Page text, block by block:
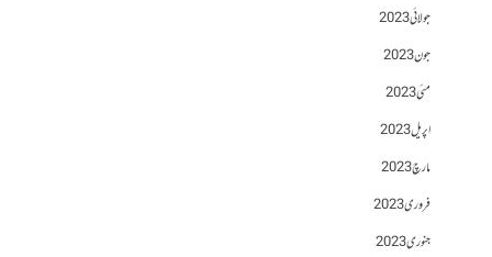
جولائی 2023
جون 2023
مئی 2023
اپریل 2023
مارچ 2023
فروری 2023
جنوری 2023